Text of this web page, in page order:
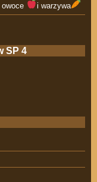
i warzywa
SP 4